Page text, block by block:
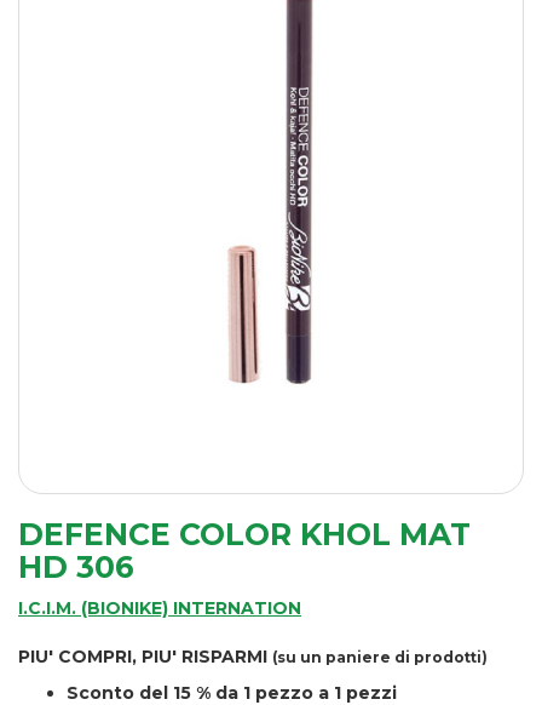
DEFENCE COLOR KHOL MAT
HD 306
I.C.I.M. (BIONIKE) INTERNATION
PIU' COMPRI, PIU' RISPARMI (su un paniere di prodotti)
Sconto del 15 % da 1 pezzo a 1 pezzi